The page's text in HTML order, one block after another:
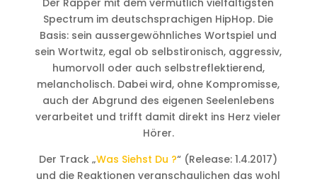
Der Rapper mit dem vermutlich vielfältigsten
Spectrum im deutschsprachigen HipHop. Die
Basis: sein aussergewöhnliches Wortspiel und
sein Wortwitz, egal ob selbstironisch, aggressiv,
humorvoll oder auch selbstreflektierend,
melancholisch. Dabei wird, ohne Kompromisse,
auch der Abgrund des eigenen Seelenlebens
verarbeitet und trifft damit direkt ins Herz vieler
Hörer.
Der Track „Was Siehst Du ?“ (Release: 1.4.2017)
und die Reaktionen veranschaulichen das wohl